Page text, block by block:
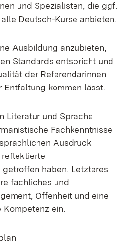
und Spezialisten, die ggf.
Deutsch-Kurse anbieten.
Ausbildung anzubieten,
Standards entspricht und
der Referendarinnen
Entfaltung kommen lässt.
Literatur und Sprache
Fachkenntnisse
Ausdruck
reflektierte
haben. Letzteres
fachliches und
Offenheit und eine
ein.